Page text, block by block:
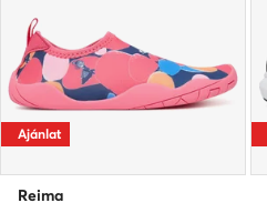
Ajánlat
Reima